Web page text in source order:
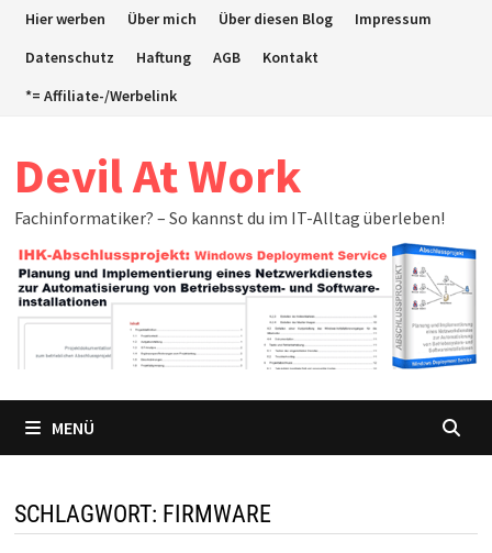
ZumHier werben Über mich Über diesen Blog
Impressum
Datenschutz
Haftung AGB
Kontakt
*= Affiliate-/Werbelink
Devil At Work
Fachinformatiker? – So kannst du im IT-Alltag überleben!
MENÜ
SCHLAGWORT: FIRMWARE